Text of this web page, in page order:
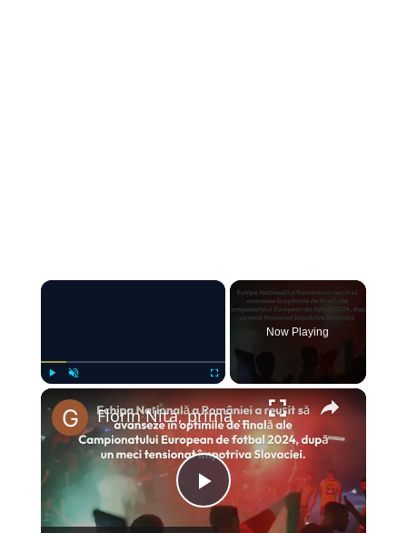
×
Now Playing
×
Play
Florin Nita, prima reactie dupa calificarea in optimi: „Multumesc lui Dumnezeu…”